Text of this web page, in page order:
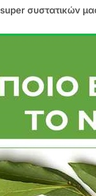
super συστατικών